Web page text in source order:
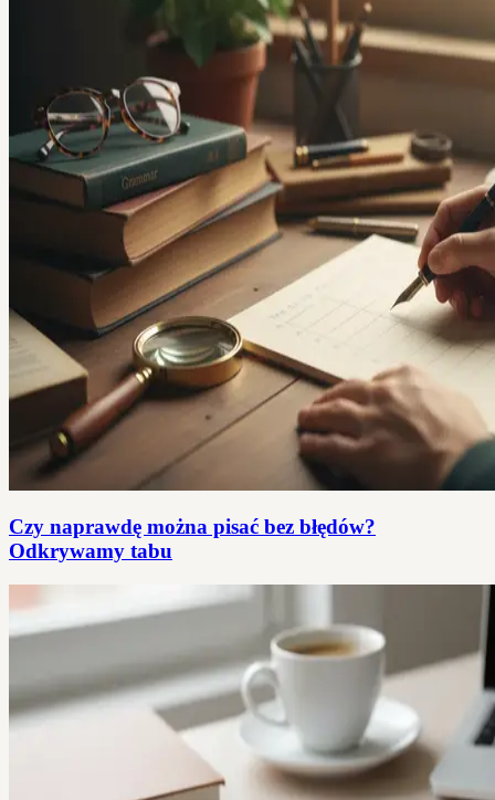
Czy naprawdę można pisać bez błędów?
Odkrywamy tabu